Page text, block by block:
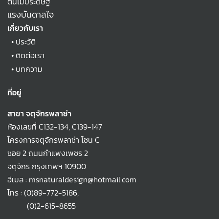
แรงบันดาลใจ
เกี่ยวกับเรา
• ประวัติ
•ติดต่อเรา
• บทความ
ที่อยู่
สาขา จตุจักรพลาซ่า
ห้องเลขที่ C132-134, C139-147
โครงการจตุจักรพลาซ่า โซน C
ซอย 2 ถนนกำแพงเพชร 2
จตุจักร กรุงเทพฯ 10900
อีเมล : msnaturaldesign@hotmail.com
โทร : (0)89-772-5186,
(0)2-615-8655